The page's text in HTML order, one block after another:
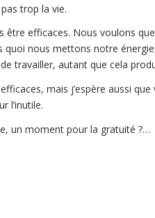
trop la vie.
être efficaces. Nous voulons
quoi nous mettons notre
de travailler, autant que cela
efficaces, mais j’espère aussi
l’inutile.
un moment pour la gratuité ?…